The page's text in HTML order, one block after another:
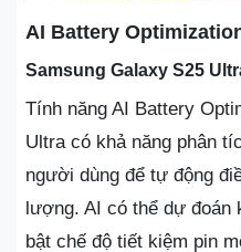
AI Battery
Samsung Galaxy S25
Tính năng AI Battery
Ultra có khả năng phân
người dùng để tự động
lượng. AI có thể dự đoán
bật chế độ tiết kiệm pin